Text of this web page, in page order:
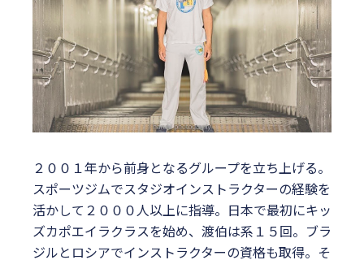
２００１年から前身となるグループを立ち上げる。
スポーツジムでスタジオインストラクターの経験を
活かして２０００人以上に指導。日本で最初にキッ
ズカポエイラクラスを始め、渡伯は系１５回。ブラ
ジルとロシアでインストラクターの資格も取得。そ